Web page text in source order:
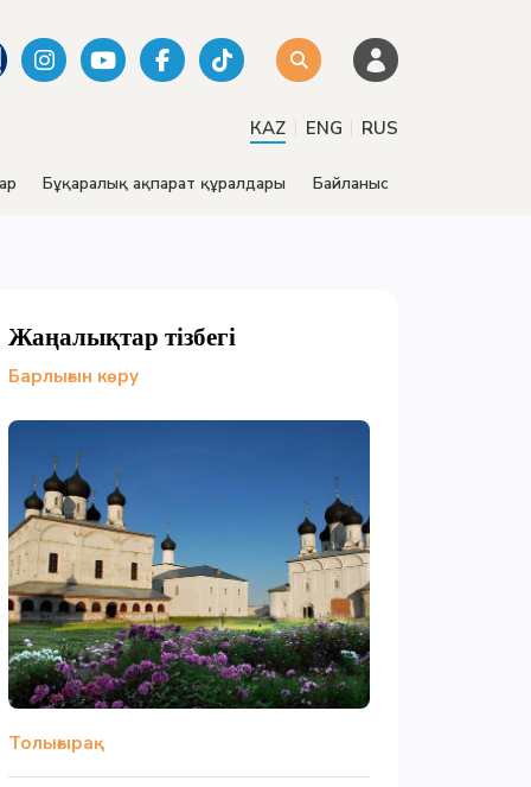
Бұқаралық ақпарат құралдары Байланыс
КАZ | ENG | RUS
Жаңалықтар тізбегі
Барлығын көру
Толығырақ